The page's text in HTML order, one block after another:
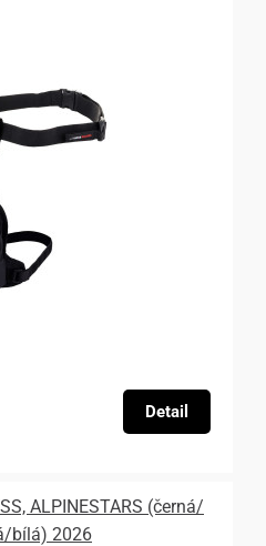
Detail
ALPINESTARS (černá/
bílá) 2026